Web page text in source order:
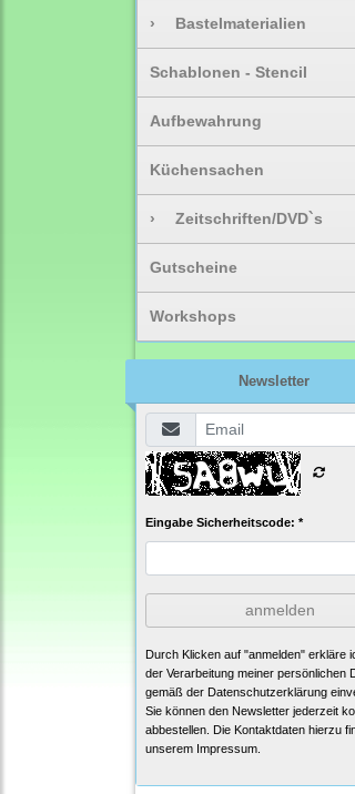
› Bastelmaterialien
Schablonen - Stencil
Aufbewahrung
Küchensachen
› Zeitschriften/DVD`s
Gutscheine
Workshops
Newsletter
Eingabe Sicherheitscode: *
anmelden
Durch Klicken auf "anmelden" erkläre
der Verarbeitung meiner persönlichen
gemäß der Datenschutzerklärung
Sie können den Newsletter jederzeit
abbestellen. Die Kontaktdaten hierzu
unserem Impressum.